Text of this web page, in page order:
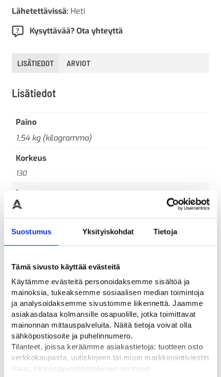
Suostumus Yksityiskohdat Tietoja
Tämä sivusto käyttää evästeitä
Käytämme evästeitä personoidaksemme sisältöä ja
mainoksia, tukeaksemme sosiaalisen median toimintoja
ja analysoidaksemme sivustomme liikennettä. Jaamme
asiakasdataa kolmansille osapuolille, jotka toimittavat
mainonnan mittauspalveluita. Näitä tietoja voivat olla
sähköpostiosoite ja puhelinnumero.
Tilanteet, joissa keräämme asiakastietoja: tuotteen osto
verkkokaupasta, uutiskirjeen tai muun markkinointiviestin
tilaus, tarjouspyyntölomakkeen tai muun
Lähetettävissä: Heti
Kysyttävää? Ota yhteyttä
LISÄTIEDOT ARVIOT
Lisätiedot
Paino
1,54 kg (kilogramma)
Korkeus
130
Leveys
471
Pituus
225
Tutustu myös